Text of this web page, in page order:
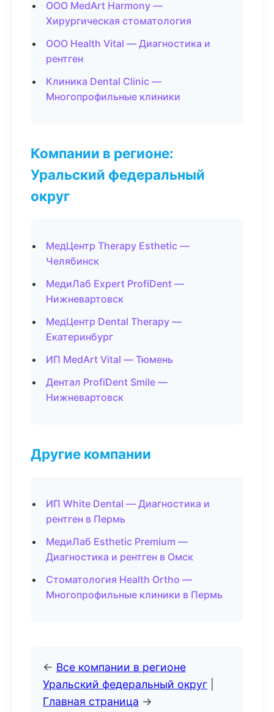
ООО MedArt Harmony —
Хирургическая стоматология
ООО Health Vital — Диагностика и
рентген
Клиника Dental Clinic —
Многопрофильные клиники
Компании в регионе:
Уральский федеральный
округ
МедЦентр Therapy Esthetic —
Челябинск
МедиЛаб Expert ProfiDent —
Нижневартовск
МедЦентр Dental Therapy —
Екатеринбург
ИП MedArt Vital — Тюмень
Дентал ProfiDent Smile —
Нижневартовск
Другие компании
ИП White Dental — Диагностика и
рентген в Пермь
МедиЛаб Esthetic Premium —
Диагностика и рентген в Омск
Стоматология Health Ortho —
Многопрофильные клиники в Пермь
← Все компании в регионе
Уральский федеральный округ
Главная страница →